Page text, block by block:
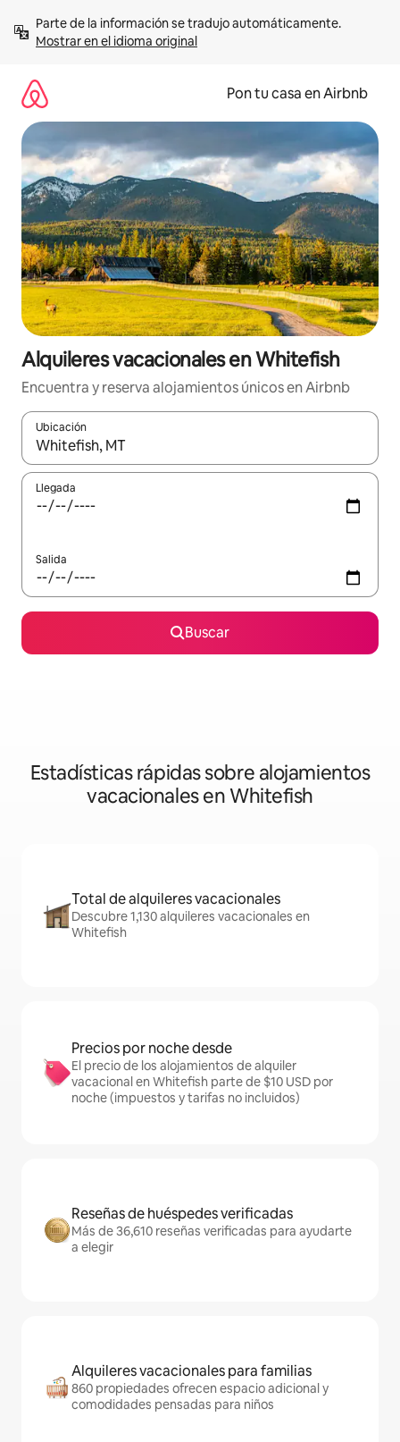
contenidoMostrar en el idioma original
Pon tu casa en Airbnb
Alquileres vacacionales en Whitefish
Encuentra y reserva alojamientos únicos en Airbnb
Ubicación
Cuando los resultados estén disponibles, navega con las
Llegada
Salida
Buscar
Estadísticas rápidas sobre alojamientos
vacacionales en Whitefish
Total de alquileres vacacionales
Descubre 1,130 alquileres vacacionales en
Whitefish
Precios por noche desde
El precio de los alojamientos de alquiler
vacacional en Whitefish parte de $10 USD por
noche (impuestos y tarifas no incluidos)
Reseñas de huéspedes verificadas
Más de 36,610 reseñas verificadas para ayudarte
a elegir
Alquileres vacacionales para familias
860 propiedades ofrecen espacio adicional y
comodidades pensadas para niños